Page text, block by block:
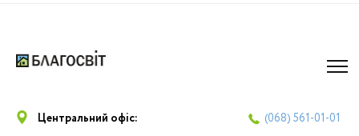
Центральний офіс: (068) 561-01-01